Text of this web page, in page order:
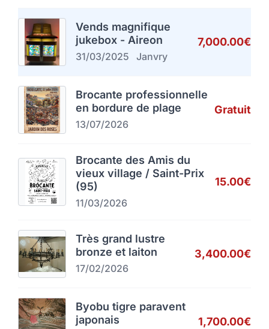
Vends magnifique
jukebox - Aireon
31/03/2025 Janvry
7,000.00€
Brocante professionnelle
en bordure de plage
13/07/2026
Gratuit
Brocante des Amis du
vieux village / Saint-Prix
(95)
11/03/2026
15.00€
Très grand lustre
bronze et laiton
17/02/2026
3,400.00€
Byobu tigre paravent
japonais
1,700.00€